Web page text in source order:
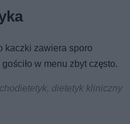
kaczki zawiera sporo
w menu zbyt często.
dietetyk kliniczny